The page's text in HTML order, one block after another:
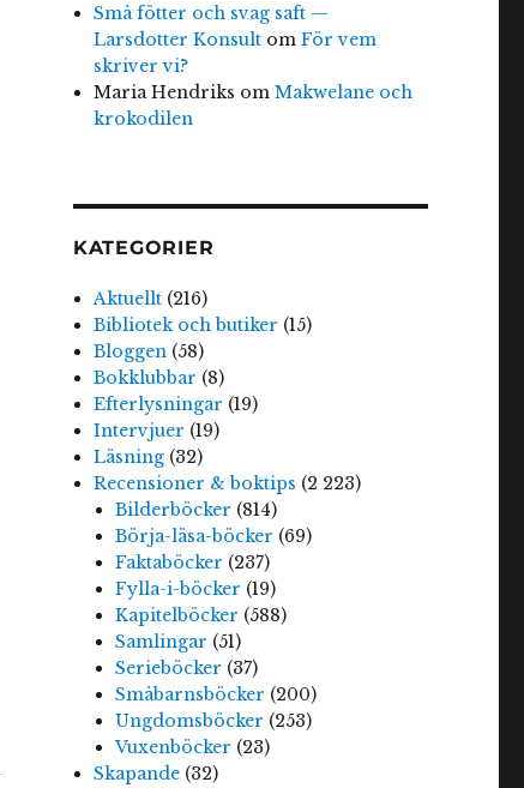
Små fötter och svag saft —
Larsdotter Konsult omFör vem
skriver vi?
Maria Hendriks omMakwelane och
krokodilen
KATEGORIER
Aktuellt (216)
Bibliotek och butiker (15)
Bloggen (58)
Bokklubbar (8)
Efterlysningar (19)
Intervjuer (19)
Läsning (32)
Recensioner & boktips (2 223)
Bilderböcker (814)
Börja-läsa-böcker (69)
Faktaböcker (237)
Fylla-i-böcker (19)
Kapitelböcker (588)
Samlingar (51)
Serieböcker (37)
Småbarnsböcker (200)
Ungdomsböcker (253)
Vuxenböcker (23)
Skapande (32)